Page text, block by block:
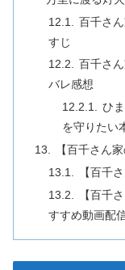
百千さ
すじ
百千さ
バレ感想
ひ
を守りたい
【百千さん
【百千
【百千
すすめ動画配